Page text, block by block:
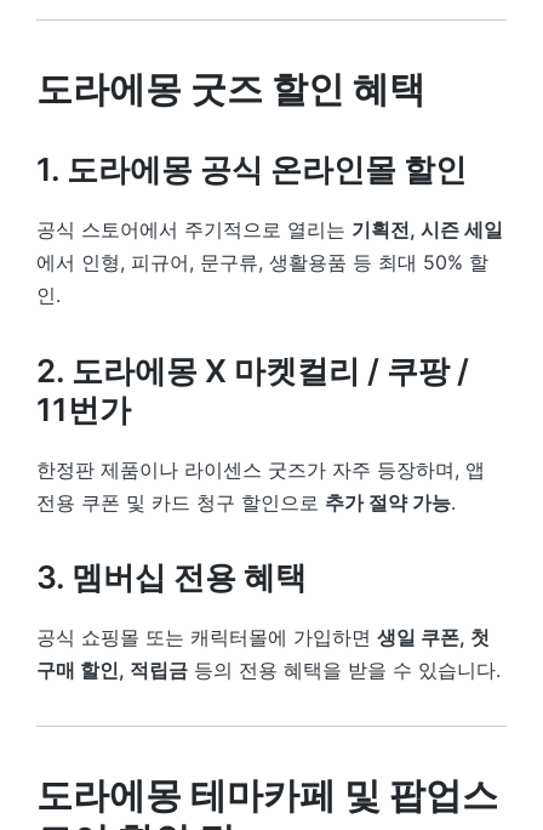
도라에몽 굿즈 할인 혜택
1. 도라에몽 공식 온라인몰 할인
공식 스토어에서 주기적으로 열리는 기획전, 시즌 세일
에서 인형, 피규어, 문구류, 생활용품 등 최대 50% 할
인.
2. 도라에몽 X 마켓컬리 / 쿠팡 /
11번가
한정판 제품이나 라이센스 굿즈가 자주 등장하며, 앱
전용 쿠폰 및 카드 청구 할인으로 추가 절약 가능.
3. 멤버십 전용 혜택
공식 쇼핑몰 또는 캐릭터몰에 가입하면 생일 쿠폰, 첫
구매 할인, 적립금 등의 전용 혜택을 받을 수 있습니다.
도라에몽 테마카페 및 팝업스